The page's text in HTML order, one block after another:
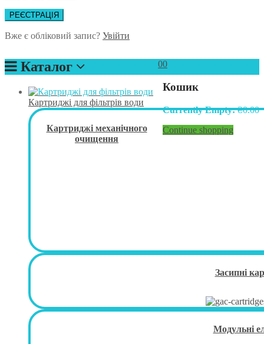
РЕЄСТРАЦІЯ
Вже є обліковий запис? Увійти
0
Кошик
Currently Empty: ₴0.00
Continue shopping
0
Каталог
Картриджі для фільтрів води
Картриджі механічного
очищення
Засипні
Модульні